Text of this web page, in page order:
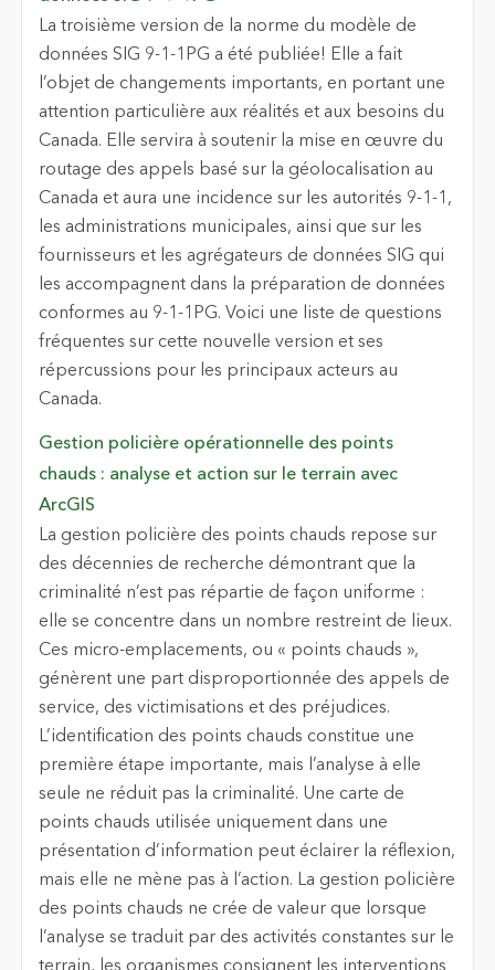
La troisième version de la norme du modèle de
données SIG 9-1-1PG a été publiée! Elle a fait
l’objet de changements importants, en portant une
attention particulière aux réalités et aux besoins du
Canada. Elle servira à soutenir la mise en œuvre du
routage des appels basé sur la géolocalisation au
Canada et aura une incidence sur les autorités 9-1-1,
les administrations municipales, ainsi que sur les
fournisseurs et les agrégateurs de données SIG qui
les accompagnent dans la préparation de données
conformes au 9-1-1PG. Voici une liste de questions
fréquentes sur cette nouvelle version et ses
répercussions pour les principaux acteurs au
Canada.
Gestion policière opérationnelle des points
chauds : analyse et action sur le terrain avec
ArcGIS
La gestion policière des points chauds repose sur
des décennies de recherche démontrant que la
criminalité n’est pas répartie de façon uniforme :
elle se concentre dans un nombre restreint de lieux.
Ces micro-emplacements, ou « points chauds »,
génèrent une part disproportionnée des appels de
service, des victimisations et des préjudices.
L’identification des points chauds constitue une
première étape importante, mais l’analyse à elle
seule ne réduit pas la criminalité. Une carte de
points chauds utilisée uniquement dans une
présentation d’information peut éclairer la réflexion,
mais elle ne mène pas à l’action. La gestion policière
des points chauds ne crée de valeur que lorsque
l’analyse se traduit par des activités constantes sur le
terrain, les organismes consignent les interventions